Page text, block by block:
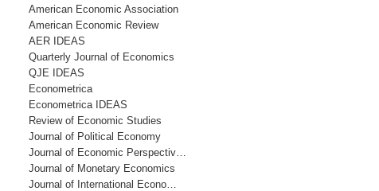
American Economic Association
American Economic Review
AER IDEAS
Quarterly Journal of Economics
QJE IDEAS
Econometrica
Econometrica IDEAS
Review of Economic Studies
Journal of Political Economy
Journal of Economic Perspectiv…
Journal of Monetary Economics
Journal of International Econo…